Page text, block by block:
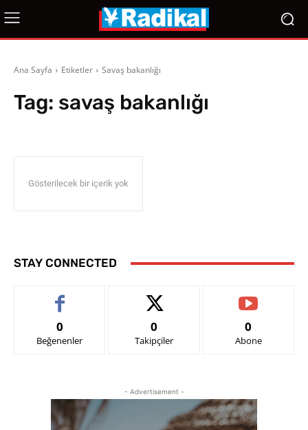
Ana Sayfa Etiketler Savaş bakanlığı
Tag: savaş bakanlığı
Gösterilecek bir içerik yok
STAY CONNECTED
0
Beğenenler
0
Takipçiler
0
Abone
- Advertisement -